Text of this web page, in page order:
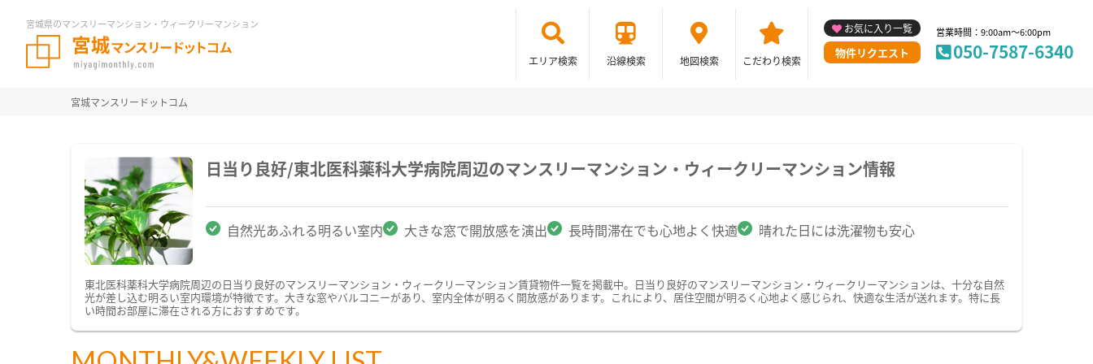
宮城県のマンスリーマンション・ウィークリーマンション
エリア検索 沿線検索 地図検索 こだわり検索
お気に入り一覧
物件リクエスト
営業時間：9:00am～6:00pm
050-7587-6340
宮城マンスリードットコム
日当り良好/東北医科薬科大学病院周辺のマンスリーマンション・ウィークリーマンション情報
自然光あふれる明るい室内 大きな窓で開放感を演出 長時間滞在でも心地よく快適 晴れた日には洗濯物も安心
東北医科薬科大学病院周辺の日当り良好のマンスリーマンション・ウィークリーマンション賃貸物件一覧を掲載中。日当り良好のマンスリーマンション・ウィークリーマンションは、十分な自然
光が差し込む明るい室内環境が特徴です。大きな窓やバルコニーがあり、室内全体が明るく開放感があります。これにより、居住空間が明るく心地よく感じられ、快適な生活が送れます。特に長
い時間お部屋に滞在される方におすすめです。